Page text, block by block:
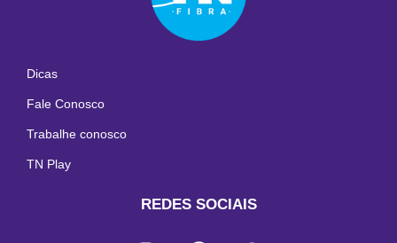
Dicas
Fale Conosco
Trabalhe conosco
TN Play
REDES SOCIAIS